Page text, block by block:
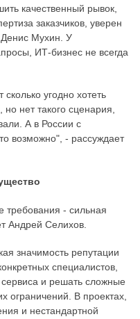
качественный рывок,
заказчиков, уверен
Денис Мухин. У
ИТ-бизнес не всегда
угодно хотеть
нет такого сценария,
А в России с
возможно", - рассуждает
требования - сильная
Андрей Селихов.
значимость репутации
специалистов,
и решать сложные
ограничений. В проектах,
и нестандартной